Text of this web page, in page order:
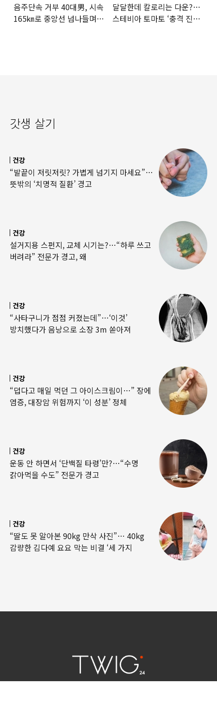
음주단속 거부 40대男, 시속
165㎞로 중앙선 넘나들며
달달한데 칼로리는 다운?…
스테비아 토마토 ‘충격 진실’
갓생 살기
건강
“발끝이 저릿저릿? 가볍게 넘기지 마세요”…
뜻밖의 ‘치명적 질환’ 경고
건강
설거지용 스펀지, 교체 시기는?…“하루 쓰고
버려라” 전문가 경고, 왜
건강
“사타구니가 점점 커졌는데”…‘이것’
방치했다가 음낭으로 소장 3m 쏟아져
건강
“덥다고 매일 먹던 그 아이스크림이…” 장에
염증, 대장암 위험까지 ‘이 성분’ 정체
건강
운동 안 하면서 ‘단백질 타령’만?…“수명
갉아먹을 수도” 전문가 경고
건강
“딸도 못 알아본 90kg 만삭 사진”… 40kg
감량한 김다예 요요 막는 비결 ‘세 가지